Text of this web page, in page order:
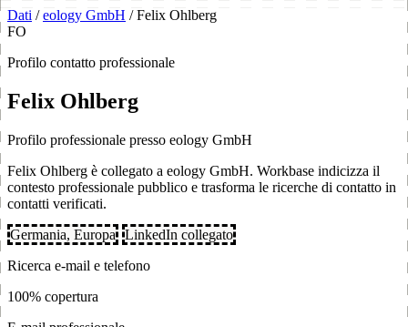
Dati / eology GmbH / Felix Ohlberg
FO
Profilo contatto professionale
Felix Ohlberg
Profilo professionale presso eology GmbH
Felix Ohlberg è collegato a eology GmbH. Workbase indicizza il
contesto professionale pubblico e trasforma le ricerche di contatto in
contatti verificati.
Germania, Europa
LinkedIn collegato
Ricerca e-mail e telefono
100% copertura